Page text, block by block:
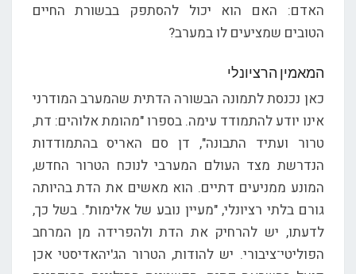
האדם: האם הוא יכול להסתפק בבשורת החיים
הטובים שמציעים לו במערב?
המאמין הרציונלי
כאן נכנסת לתמונה הבשורה הדתית שהמערב המודרני
אינו יודע להתמודד עימה. בספרו "מהומת אלוהים: דת,
טרור ועתיד התבונה", דן סם האריס בהתמודדות
הנדרשת מצד העולם המערבי לנוכח הטרור החדש,
המונע ממניעים דתיים. הוא מאשים את הדת בהיותה
גורם בלתי רציונלי, "מעיין נובע של אלימות". בשל כך,
לדעתו, יש להרחיק את הדת ולהפרידה מן המרחב
הפוליטי־ציבורי. יש להודות, הטרור הג'יהאדיסטי אכן